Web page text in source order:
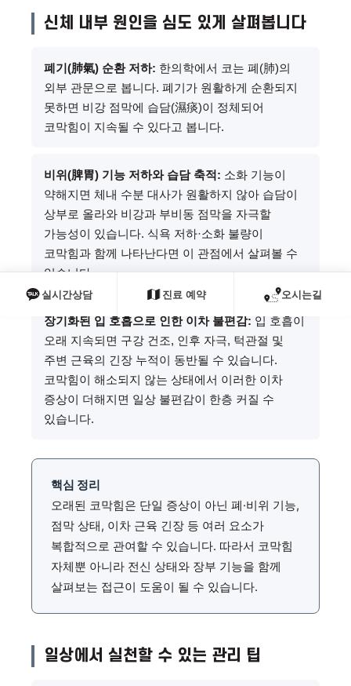
실시간상담 진료 예약 오시는길
신체 내부 원인을 심도 있게 살펴봅니다
폐기(肺氣) 순환 저하: 한의학에서 코는 폐(肺)의
외부 관문으로 봅니다. 폐기가 원활하게 순환되지
못하면 비강 점막에 습담(濕痰)이 정체되어
코막힘이 지속될 수 있다고 봅니다.
비위(脾胃) 기능 저하와 습담 축적: 소화 기능이
약해지면 체내 수분 대사가 원활하지 않아 습담이
상부로 올라와 비강과 부비동 점막을 자극할
가능성이 있습니다. 식욕 저하·소화 불량이
코막힘과 함께 나타난다면 이 관점에서 살펴볼 수
있습니다.
장기화된 입 호흡으로 인한 이차 불편감: 입 호흡이
오래 지속되면 구강 건조, 인후 자극, 턱관절 및
주변 근육의 긴장 누적이 동반될 수 있습니다.
코막힘이 해소되지 않는 상태에서 이러한 이차
증상이 더해지면 일상 불편감이 한층 커질 수
있습니다.
핵심 정리
오래된 코막힘은 단일 증상이 아닌 폐·비위 기능,
점막 상태, 이차 근육 긴장 등 여러 요소가
복합적으로 관여할 수 있습니다. 따라서 코막힘
자체뿐 아니라 전신 상태와 장부 기능을 함께
살펴보는 접근이 도움이 될 수 있습니다.
일상에서 실천할 수 있는 관리 팁